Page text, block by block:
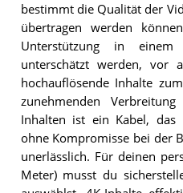
bestimmt die Qualität der
übertragen werden
Unterstützung in
unterschätzt werden,
hochauflösende Inhalte
zunehmenden
Inhalten ist ein Kabel, das
ohne Kompromisse bei der
unerlässlich. Für deinen
Meter) musst du